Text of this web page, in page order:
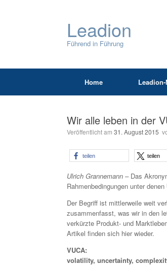
Leadion
Führend in Führung
Home
Wir alle leben in der
Veröffentlicht am 31. August 2015
teilen teilen
Ulrich Grannemann – Das
Rahmenbedingungen unter
Der Begriff ist mittlerweile weit
zusammenfasst, was wir in den
verkürzte Produkt- und
Artikel finden sich hier wieder.
VUCA:
volatility, uncertainty,